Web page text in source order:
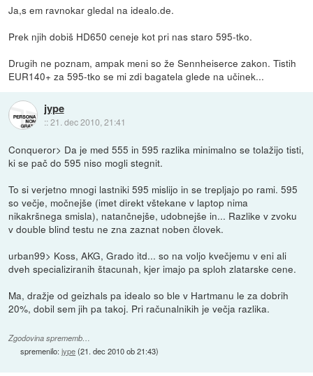
Ja,s em ravnokar gledal na idealo.de.
Prek njih dobiš HD650 ceneje kot pri nas staro 595-tko.
Drugih ne poznam, ampak meni so že Sennheiserce zakon. Tistih
EUR140+ za 595-tko se mi zdi bagatela glede na učinek...
jype
::21. dec 2010, 21:41
Conqueror> Da je med 555 in 595 razlika minimalno se tolažijo tisti,
ki se pač do 595 niso mogli stegnit.
To si verjetno mnogi lastniki 595 mislijo in se trepljajo po rami. 595
so večje, močnejše (imet direkt vštekane v laptop nima
nikakršnega smisla), natančnejše, udobnejše in... Razlike v zvoku
v double blind testu ne zna zaznat noben človek.
urban99> Koss, AKG, Grado itd... so na voljo kvečjemu v eni ali
dveh specializiranih štacunah, kjer imajo pa sploh zlatarske cene.
Ma, dražje od geizhals pa idealo so ble v Hartmanu le za dobrih
20%, dobil sem jih pa takoj. Pri računalnikih je večja razlika.
Zgodovina sprememb…
spremenilo:jype(21. dec 2010 ob 21:43)